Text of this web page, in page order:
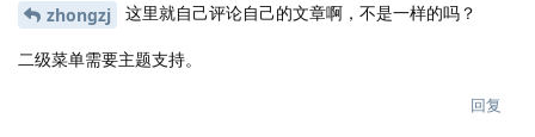
zhongzj 这里就自己评论自己的文章啊，不是一样的吗？
二级菜单需要主题支持。
回复